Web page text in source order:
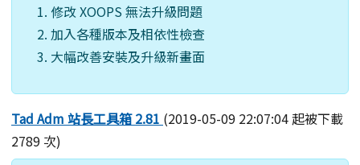
修改 XOOPS 無法升級問題
加入各種版本及相依性檢查
大幅改善安裝及升級新畫面
Tad Adm 站長工具箱 2.81 (2019-05-09 22:07:04 起被下載
2789 次)